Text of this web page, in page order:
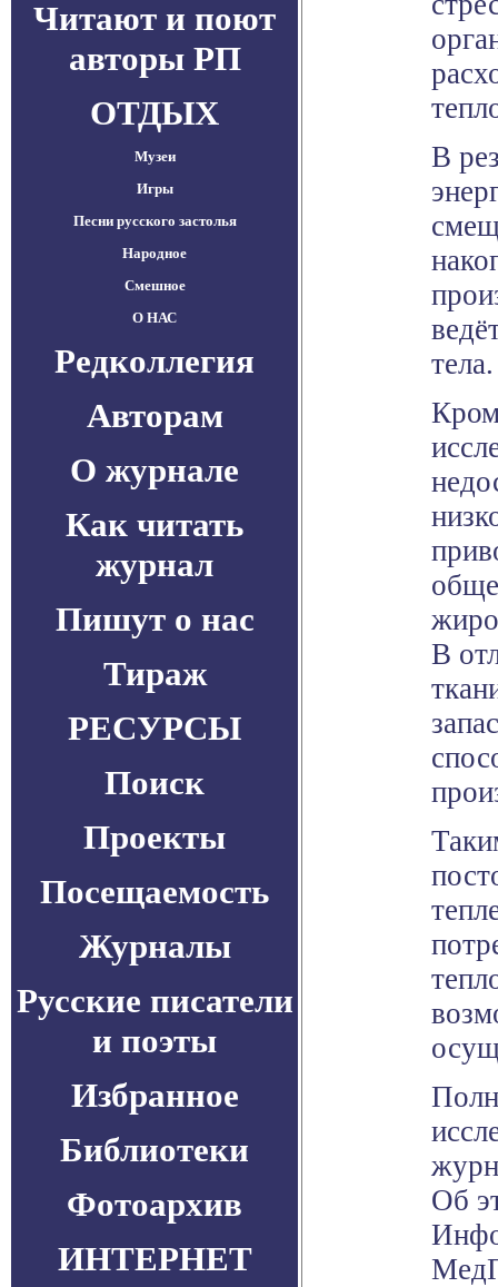
Читают и поют
авторы РП
ОТДЫХ
Музеи
Игры
Песни русского застолья
Народное
Смешное
О НАС
Редколлегия
Авторам
О журнале
Как читать
журнал
Пишут о нас
Тираж
РЕСУРСЫ
Поиск
Проекты
Посещаемость
Журналы
Русские писатели
и поэты
Избранное
Библиотеки
Фотоархив
ИНТЕРНЕТ
В
тела.
В
Об